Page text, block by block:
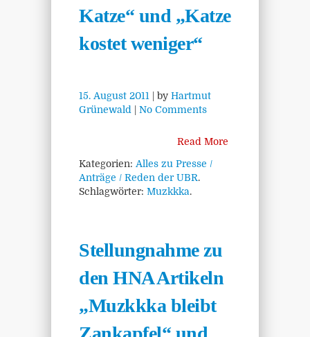
Katze“ und „Katze
kostet weniger“
15. August 2011 | by Hartmut
Grünewald
No Comments
Read More
Kategorien: Alles zu Presse /
Anträge / Reden der UBR.
Schlagwörter: Muzkkka.
Stellungnahme zu
den HNA Artikeln
„Muzkkka bleibt